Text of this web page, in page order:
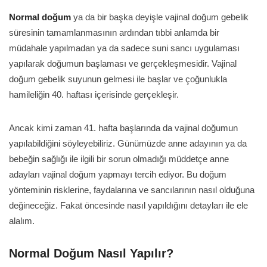
Normal doğum ya da bir başka deyişle vajinal doğum gebelik
süresinin tamamlanmasının ardından tıbbi anlamda bir
müdahale yapılmadan ya da sadece suni sancı uygulaması
yapılarak doğumun başlaması ve gerçekleşmesidir. Vajinal
doğum gebelik suyunun gelmesi ile başlar ve çoğunlukla
hamileliğin 40. haftası içerisinde gerçekleşir.
Ancak kimi zaman 41. hafta başlarında da vajinal doğumun
yapılabildiğini söyleyebiliriz. Günümüzde anne adayının ya da
bebeğin sağlığı ile ilgili bir sorun olmadığı müddetçe anne
adayları vajinal doğum yapmayı tercih ediyor. Bu doğum
yönteminin risklerine, faydalarına ve sancılarının nasıl olduğuna
değineceğiz. Fakat öncesinde nasıl yapıldığını detayları ile ele
alalım.
Normal Doğum Nasıl Yapılır?